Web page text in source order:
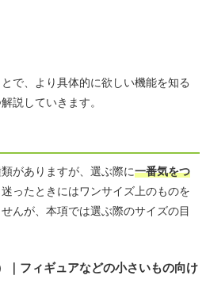
で、より具体的に欲しい機能を知る
説していきます。
がありますが、選ぶ際に一番気をつ
ったときにはワンサイズ上のものを
んが、本項では選ぶ際のサイズの目
｜フィギュアなどの小さいもの向け